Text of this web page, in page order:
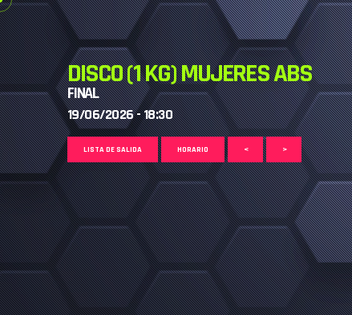
DISCO (1 KG) MUJERES ABS
FINAL
19/06/2026 - 18:30
LISTA DE SALIDA HORARIO < >